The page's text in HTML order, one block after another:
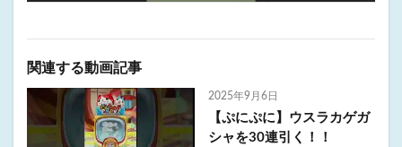
関連する動画記事
2025年9月6日
【ぷにぷに】ウスラカゲガ
シャを30連引く！！